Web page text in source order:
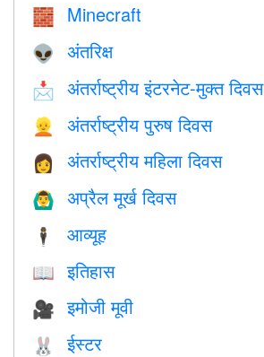
🧱 Minecraft
👽 अंतरिक्ष
📩 अंतर्राष्ट्रीय इंटरनेट-मुक्त दिवस
👱 अंतर्राष्ट्रीय पुरुष दिवस
👩 अंतर्राष्ट्रीय महिला दिवस
🙆‍♂️ अप्रैल मूर्ख दिवस
🕴️ आव्यूह
📖 इतिहास
🎥 इमोजी मूवी
🐰 ईस्टर